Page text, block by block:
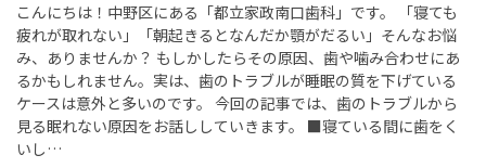
こんにちは！中野区にある「都立家政南口歯科」です。 「寝ても
疲れが取れない」「朝起きるとなんだか顎がだるい」そんなお悩
み、ありませんか？ もしかしたらその原因、歯や噛み合わせにあ
るかもしれません。実は、歯のトラブルが睡眠の質を下げている
ケースは意外と多いのです。 今回の記事では、歯のトラブルから
見る眠れない原因をお話ししていきます。 ■寝ている間に歯をく
いし…